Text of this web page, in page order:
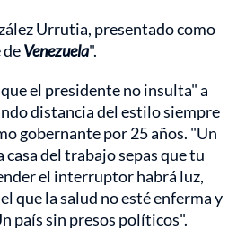
Urrutia, presentado como
Venezuela".
el presidente no insulta" a
distancia del estilo siempre
gobernante por 25 años. "Un
casa del trabajo sepas que tu
el interruptor habrá luz,
que la salud no esté enferma y
país sin presos políticos".